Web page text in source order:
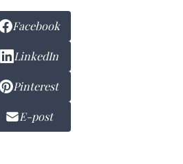
Facebook
LinkedIn
Pinterest
E-post